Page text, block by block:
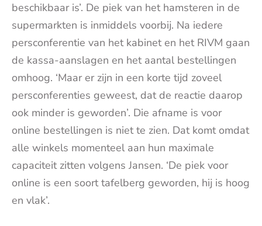
beschikbaar is’. De piek van het hamsteren in de
supermarkten is inmiddels voorbij. Na iedere
persconferentie van het kabinet en het RIVM gaan
de kassa-aanslagen en het aantal bestellingen
omhoog. ‘Maar er zijn in een korte tijd zoveel
persconferenties geweest, dat de reactie daarop
ook minder is geworden’. Die afname is voor
online bestellingen is niet te zien. Dat komt omdat
alle winkels momenteel aan hun maximale
capaciteit zitten volgens Jansen. ‘De piek voor
online is een soort tafelberg geworden, hij is hoog
en vlak’.